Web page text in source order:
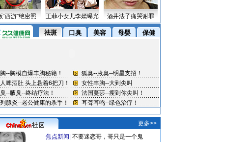
“西游”绝密照 王菲小女儿李嫣曝光 酒井法子痛哭谢罪
更多>>
焦点新闻 不要迷恋哥，哥只是一个鬼